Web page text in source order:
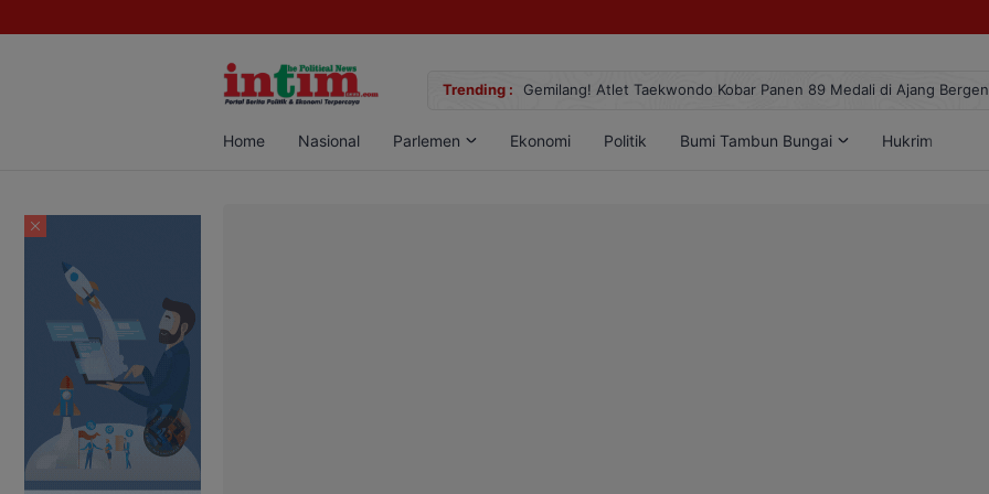
Trending :
Sabu di Pangkalan Bun, Dua Pelaku Diamankan Gemilang! Atlet Taekwondo Kobar Panen 89 Medali di Ajang
Home Nasional Parlemen Ekonomi Politik Bumi Tambun Bungai Hukrim